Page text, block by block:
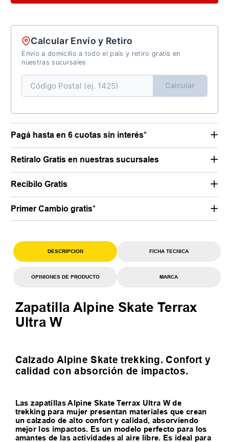
Calcular Envío y Retiro
Envío a domicilio a todo el país y retiro gratis en
nuestras sucursales
Calcular
Pagá hasta en 6 cuotas sin interés*
Retiralo Gratis en nuestras sucursales
Recibilo Gratis
Primer Cambio gratis*
DESCRIPCION FICHA TECNICA
OPINIONES DE PRODUCTO MARCA
Zapatilla Alpine Skate Terrax
Ultra W
Calzado Alpine Skate trekking. Confort y
calidad con absorción de impactos.
Las zapatillas Alpine Skate Terrax Ultra W de
trekking para mujer presentan materiales que crean
un calzado de alto confort y calidad, absorviendo
mejor los impactos. Es un modelo perfecto para los
amantes de las actividades al aire libre. Es ideal para